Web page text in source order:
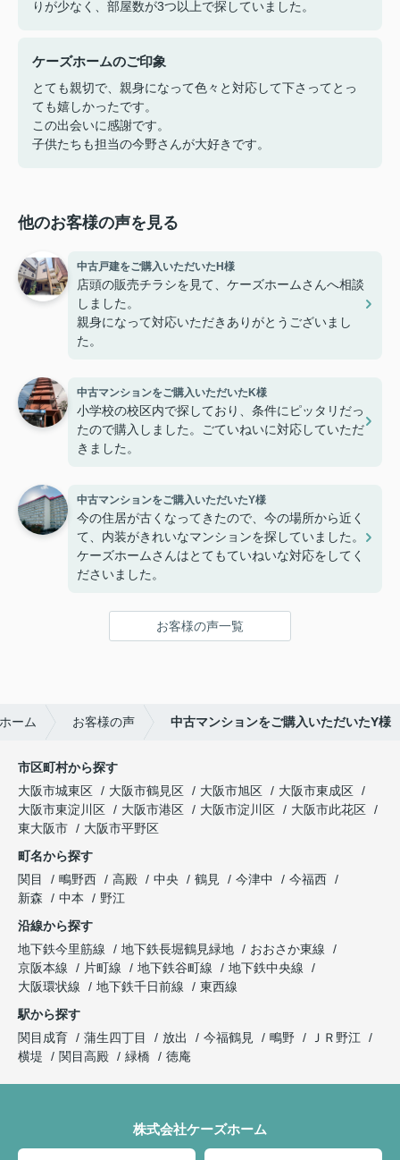
りが少なく、部屋数が3つ以上で探していました。
ケーズホームのご印象
とても親切で、親身になって色々と対応して下さってとっ
ても嬉しかったです。
この出会いに感謝です。
子供たちも担当の今野さんが大好きです。
他のお客様の声を見る
中古戸建をご購入いただいたH様
店頭の販売チラシを見て、ケーズホームさんへ相談
しました。
親身になって対応いただきありがとうございまし
た。
中古マンションをご購入いただいたK様
小学校の校区内で探しており、条件にピッタリだっ
たので購入しました。ごていねいに対応していただ
きました。
中古マンションをご購入いただいたY様
今の住居が古くなってきたので、今の場所から近く
て、内装がきれいなマンションを探していました。
ケーズホームさんはとてもていねいな対応をしてく
ださいました。
お客様の声一覧
ーム お客様の声 中古マンションをご購入いただいたY様
市区町村から探す
大阪市城東区
大阪市鶴見区 大阪市旭区
大阪市東成区
大阪市東淀川区
大阪市港区 大阪市淀川区
大阪市此花区
東大阪市
大阪市平野区
町名から探す
関目
鴫野西 高殿 中央 鶴見 今津中
今福西
新森
中本
野江
沿線から探す
地下鉄今里筋線
地下鉄長堀鶴見緑地
おおさか東線
京阪本線
片町線 地下鉄谷町線
地下鉄中央線
大阪環状線
地下鉄千日前線
東西線
駅から探す
関目成育
蒲生四丁目 放出 今福鶴見 鴫野
ＪＲ野江
横堤
関目高殿 緑橋 徳庵
株式会社ケーズホーム